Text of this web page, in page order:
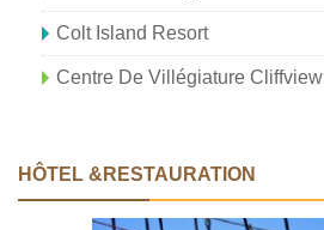
Colt Island Resort
Centre De Villégiature Cliffview
HÔTEL &RESTAURATION